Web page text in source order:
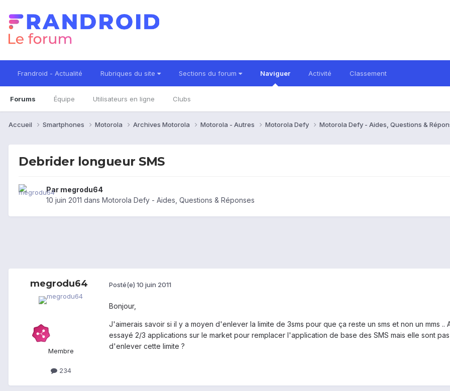
Frandroid - Actualité Rubriques du site Sections du forum Naviguer
Forums Équipe Utilisateurs en ligne Clubs
Activité Classement
Accueil Smartphones Motorola Archives Motorola Motorola - Autres Motorola Defy Motorola Defy - Aides, Questions &
Debrider longueur SMS
Par megrodu64
10 juin 2011 dans Motorola Defy - Aides, Questions & Réponses
megrodu64
Membre
234
Posté(e) 10 juin 2011
Bonjour,
J'aimerais savoir si il y a moyen d'enlever la limite de 3sms pour que ça reste un sms et non un mms
essayé 2/3 applications sur le market pour remplacer l'application de base des SMS mais elle sont
d'enlever cette limite ?